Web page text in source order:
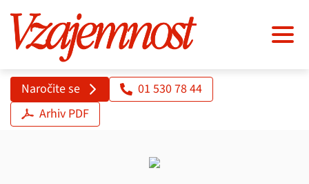
Naročite se
01 530 78 44
Arhiv PDF